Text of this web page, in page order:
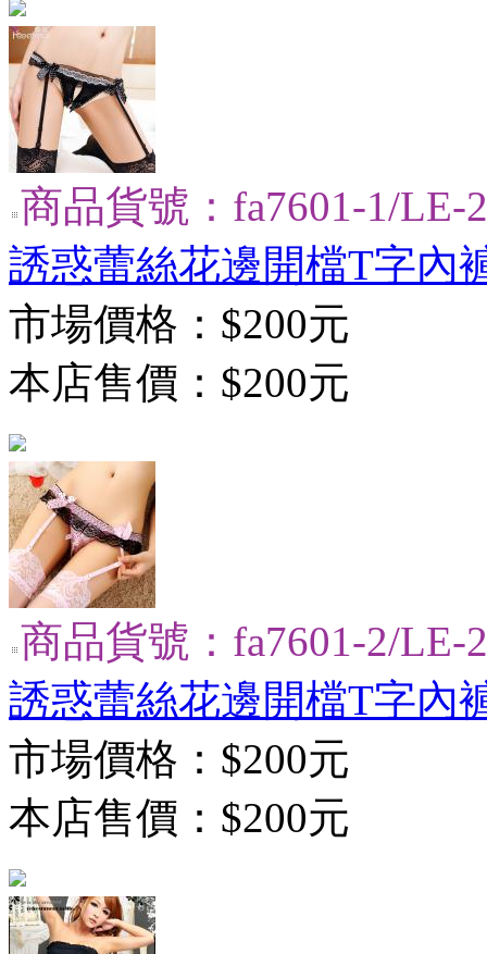
商品貨號：fa7601-1/LE-
誘惑蕾絲花邊開檔T字內
市場價格： $200元
本店售價： $200元
商品貨號：fa7601-2/LE-
誘惑蕾絲花邊開檔T字內
市場價格： $200元
本店售價： $200元